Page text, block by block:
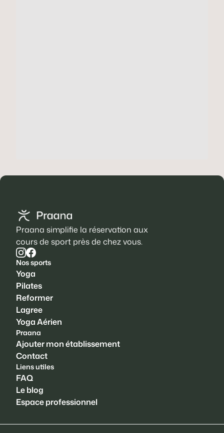
Praana simplifie la réservation aux
cours de sport près de chez vous.
Nos sports
Yoga
Pilates
Reformer
Lagree
Yoga Aérien
Praana
Ajouter mon établissement
Contact
Liens utiles
FAQ
Le blog
Espace professionnel